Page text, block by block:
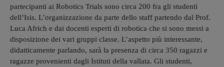
partecipanti ai Robotics Trials sono circa 200 fra gli studenti
dell’Isis. L’organizzazione da parte dello staff partendo dal Prof.
Luca Africh e dai docenti esperti di robotica che si sono messi a
disposizione dei vari gruppi classe. L’aspetto più interessante,
didatticamente parlando, sarà la presenza di circa 350 ragazzi e
ragazze provenienti dagli Istituti della vallata. Gli studenti,